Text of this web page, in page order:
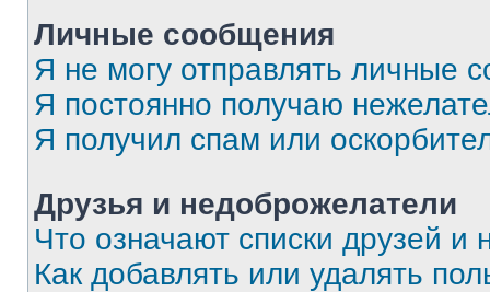
Личные сообщения
Я не могу отправлять личные
Я постоянно получаю
Я получил спам или
Друзья и недоброжелатели
Что означают списки друзей и
Как добавлять или удалять